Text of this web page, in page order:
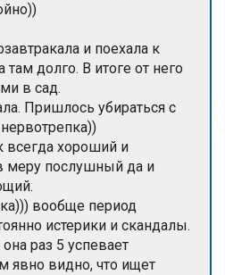
и поехала к
долго. В итоге от него
в сад.
Пришлось убираться с
всегда хороший и
меру послушный да и
вообще период
истерики и скандалы.
раз 5 успевает
явно видно, что ищет